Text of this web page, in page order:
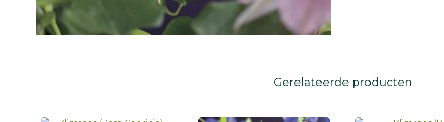
Gerelateerde producten